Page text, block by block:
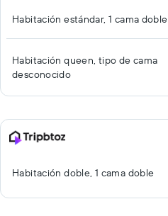
Habitación estándar, 1 cama doble
Habitación queen, tipo de cama
desconocido
Habitación doble, 1 cama doble